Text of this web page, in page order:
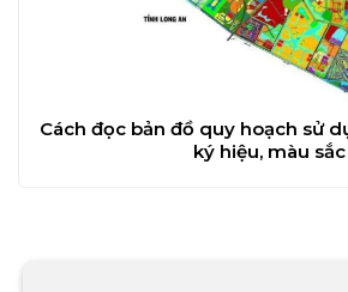
Cách đọc bản đồ quy hoạch sử
ký hiệu, màu sắc